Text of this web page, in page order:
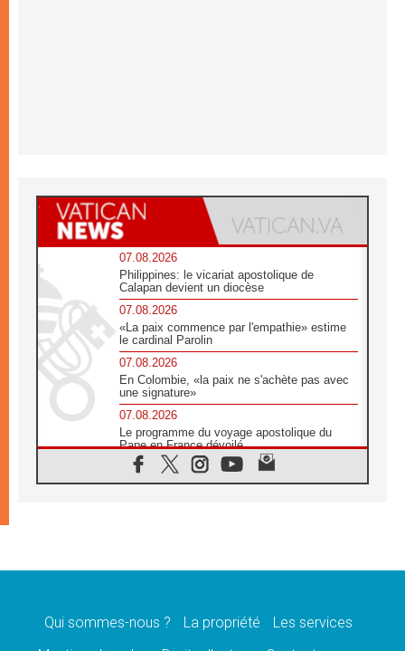
07.08.2026
Philippines: le vicariat apostolique de
Calapan devient un diocèse
07.08.2026
«La paix commence par l'empathie» estime
le cardinal Parolin
07.08.2026
En Colombie, «la paix ne s'achète pas avec
une signature»
07.08.2026
Le programme du voyage apostolique du
Pape en France dévoilé
07.08.2026
1ère Conférence continentale sur l'éducation
07.08.2026
07.08.2026
Qui sommes-nous ? La propriété
Les services